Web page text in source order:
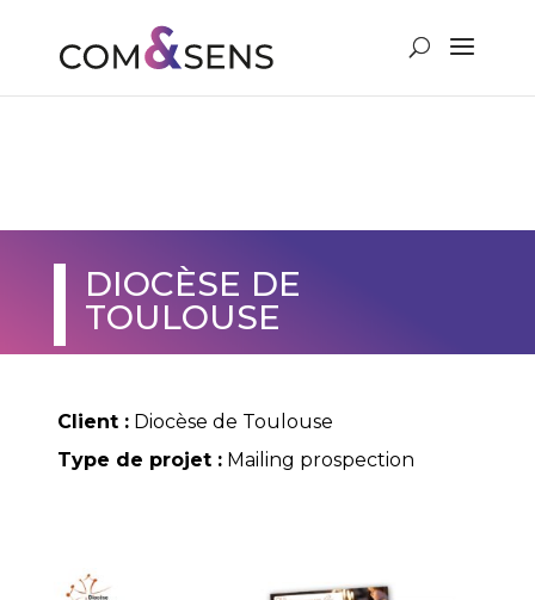
DIOCÈSE DE
TOULOUSE
Client :Diocèse de Toulouse
Type de projet :Mailing prospection